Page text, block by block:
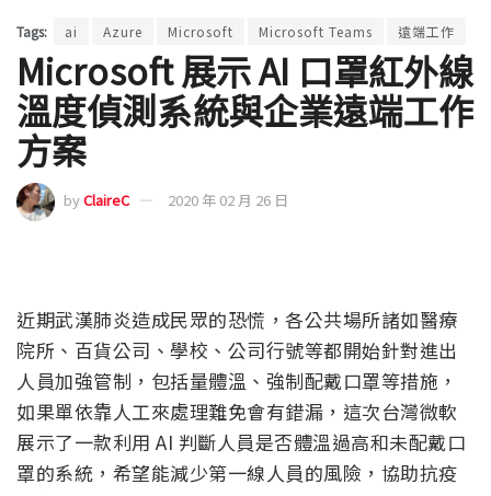
Tags: ai Azure Microsoft Microsoft Teams 遠端工作
Microsoft 展示 AI 口罩紅外線
溫度偵測系統與企業遠端工作
方案
byClaireC 2020 年 02 月 26 日
近期武漢肺炎造成民眾的恐慌，各公共場所諸如醫療
院所、百貨公司、學校、公司行號等都開始針對進出
人員加強管制，包括量體溫、強制配戴口罩等措施，
如果單依靠人工來處理難免會有錯漏，這次台灣微軟
展示了一款利用 AI 判斷人員是否體溫過高和未配戴口
罩的系統，希望能減少第一線人員的風險，協助抗疫